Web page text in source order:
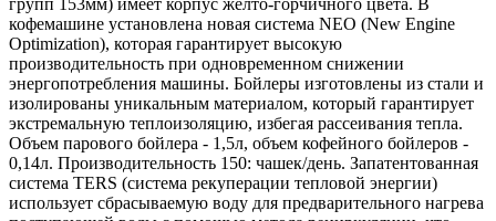
кофемашине установлена новая система NEO (New Engine
Optimization), которая гарантирует высокую
производительность при одновременном снижении
энергопотребления машины. Бойлеры изготовлены из стали и
изолированы уникальным материалом, который гарантирует
экстремальную теплоизоляцию, избегая рассеивания тепла.
Объем парового бойлера - 1,5л, объем кофейного бойлеров -
0,14л. Производительность 150: чашек/день. Запатентованная
система TERS (система рекуперации тепловой энергии)
использует сбрасываемую воду для предварительного нагрева